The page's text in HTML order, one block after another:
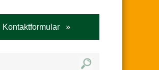
Kontaktformular »